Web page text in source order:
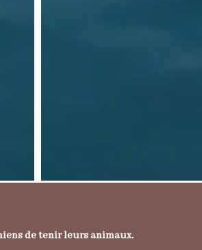
de tenir leurs animaux.